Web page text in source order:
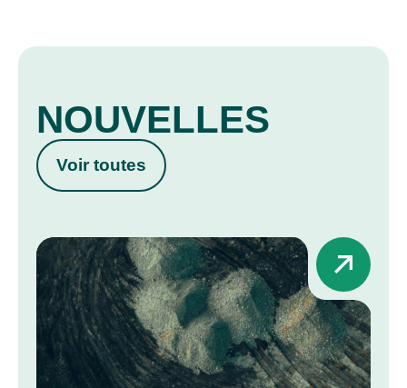
NOUVELLES
Voir toutes